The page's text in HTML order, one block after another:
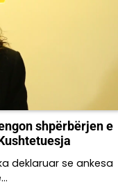
shpërbërjen e
deklaruar se ankesa